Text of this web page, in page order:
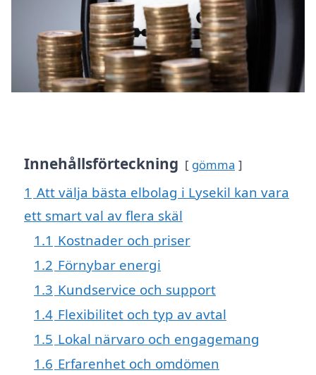
Innehållsförteckning gömma
1 Att välja bästa elbolag i Lysekil kan vara
ett smart val av flera skäl
1.1 Kostnader och priser
1.2 Förnybar energi
1.3 Kundservice och support
1.4 Flexibilitet och typ av avtal
1.5 Lokal närvaro och engagemang
1.6 Erfarenhet och omdömen